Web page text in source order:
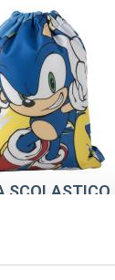
SCOLASTICO